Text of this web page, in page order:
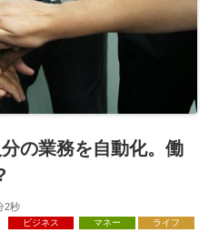
の業務を自動化。働
2秒
ビジネス マネー ライフ